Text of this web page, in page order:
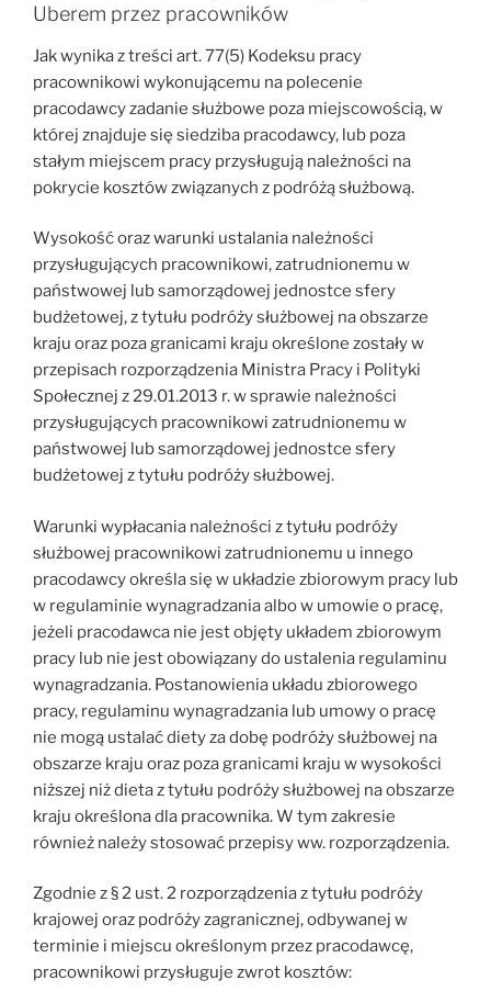
Uberem przez pracowników
Jak wynika z treści art. 77(5) Kodeksu pracy
pracownikowi wykonującemu na polecenie
pracodawcy zadanie służbowe poza miejscowością, w
której znajduje się siedziba pracodawcy, lub poza
stałym miejscem pracy przysługują należności na
pokrycie kosztów związanych z podróżą służbową.
Wysokość oraz warunki ustalania należności
przysługujących pracownikowi, zatrudnionemu w
państwowej lub samorządowej jednostce sfery
budżetowej, z tytułu podróży służbowej na obszarze
kraju oraz poza granicami kraju określone zostały w
przepisach rozporządzenia Ministra Pracy i Polityki
Społecznej z 29.01.2013 r. w sprawie należności
przysługujących pracownikowi zatrudnionemu w
państwowej lub samorządowej jednostce sfery
budżetowej z tytułu podróży służbowej.
Warunki wypłacania należności z tytułu podróży
służbowej pracownikowi zatrudnionemu u innego
pracodawcy określa się w układzie zbiorowym pracy lub
w regulaminie wynagradzania albo w umowie o pracę,
jeżeli pracodawca nie jest objęty układem zbiorowym
pracy lub nie jest obowiązany do ustalenia regulaminu
wynagradzania. Postanowienia układu zbiorowego
pracy, regulaminu wynagradzania lub umowy o pracę
nie mogą ustalać diety za dobę podróży służbowej na
obszarze kraju oraz poza granicami kraju w wysokości
niższej niż dieta z tytułu podróży służbowej na obszarze
kraju określona dla pracownika. W tym zakresie
również należy stosować przepisy ww. rozporządzenia.
Zgodnie z § 2 ust. 2 rozporządzenia z tytułu podróży
krajowej oraz podróży zagranicznej, odbywanej w
terminie i miejscu określonym przez pracodawcę,
pracownikowi przysługuje zwrot kosztów: